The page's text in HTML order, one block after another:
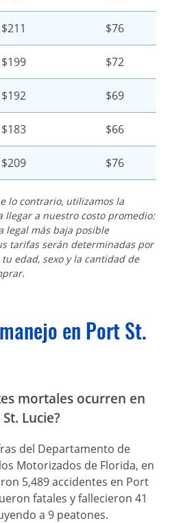
$211 $76
$199 $72
$192 $69
$183 $66
$209 $76
lo contrario, utilizamos la
llegar a nuestro costo promedio:
legal más baja posible
tarifas serán determinadas por
edad, sexo y la cantidad de
en Port St.
mortales ocurren en
Lucie?
del Departamento de
Motorizados de Florida, en
5,489 accidentes en Port
fatales y fallecieron 41
a 9 peatones.